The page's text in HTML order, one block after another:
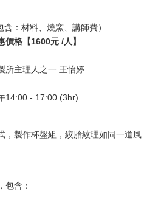
：材料、燒窯、講師費）
價格【1600元 /人】
所主理人之一 王怡婷
14:00 - 17:00 (3hr)
，製作杯盤組，絞胎紋理如同一道風
包含：